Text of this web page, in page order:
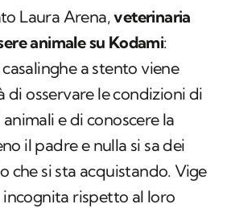
Laura Arena,veterinaria
animale su Kodami:
a stento viene
di osservare le condizioni di
e di conoscere la
il padre e nulla si sa dei
che si sta acquistando. Vige
rispetto al loro